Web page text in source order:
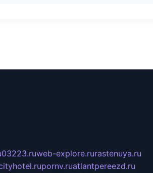
03223.ruweb-explore.rurastenuya.ru
pornv.ruatlantpereezd.ru